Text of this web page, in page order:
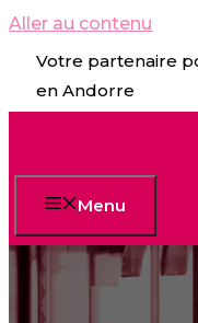
Aller au contenu
Votre partenaire
en Andorre
Menu